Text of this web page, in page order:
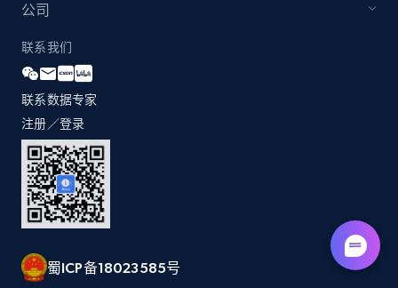
公司
联系我们
联系数据专家
注册／登录
蜀ICP备18023585号